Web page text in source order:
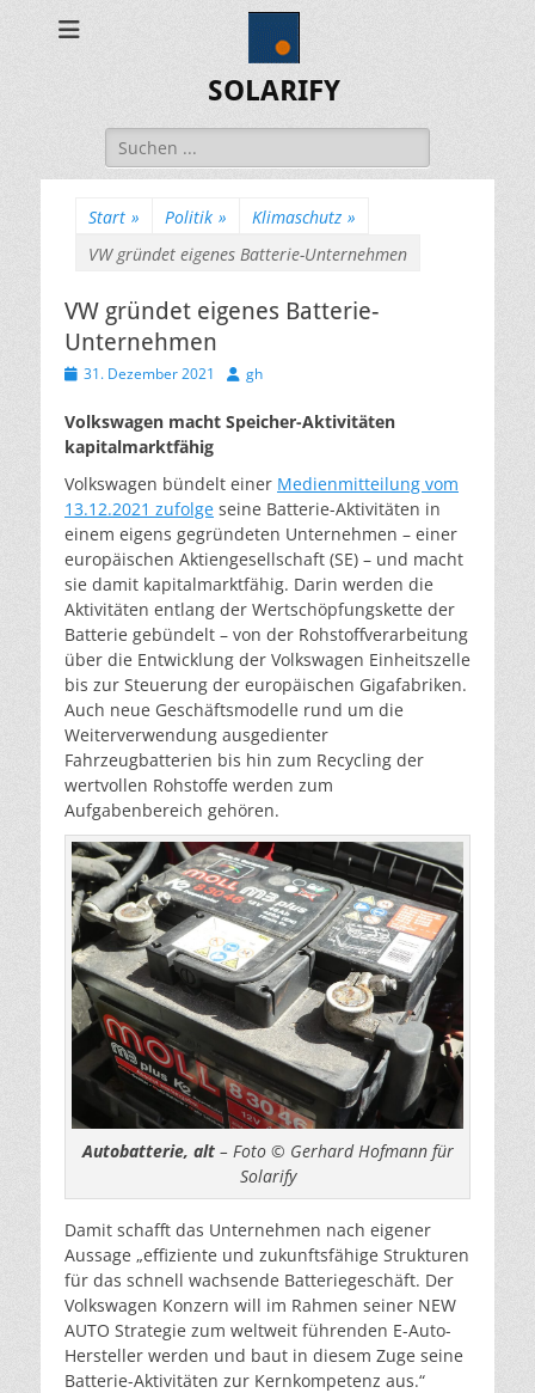
SOLARIFY
Suchen
nach:
Start » Politik » Klimaschutz »
VW gründet eigenes Batterie-Unternehmen
VW gründet eigenes Batterie-
Unternehmen
Veröffentlicht
31. Dezember 2021 Autor
gh
Volkswagen macht Speicher-Aktivitäten
kapitalmarktfähig
Volkswagen bündelt einer Medienmitteilung vom
13.12.2021 zufolge seine Batterie-Aktivitäten in
einem eigens gegründeten Unternehmen – einer
europäischen Aktiengesellschaft (SE) – und macht
sie damit kapitalmarktfähig. Darin werden die
Aktivitäten entlang der Wertschöpfungskette der
Batterie gebündelt – von der Rohstoffverarbeitung
über die Entwicklung der Volkswagen Einheitszelle
bis zur Steuerung der europäischen Gigafabriken.
Auch neue Geschäftsmodelle rund um die
Weiterverwendung ausgedienter
Fahrzeugbatterien bis hin zum Recycling der
wertvollen Rohstoffe werden zum
Aufgabenbereich gehören.
Autobatterie, alt– Foto © Gerhard Hofmann für
Solarify
Damit schafft das Unternehmen nach eigener
Aussage „effiziente und zukunftsfähige Strukturen
für das schnell wachsende Batteriegeschäft. Der
Volkswagen Konzern will im Rahmen seiner NEW
AUTO Strategie zum weltweit führenden E-Auto-
Hersteller werden und baut in diesem Zuge seine
Batterie-Aktivitäten zur Kernkompetenz aus.“